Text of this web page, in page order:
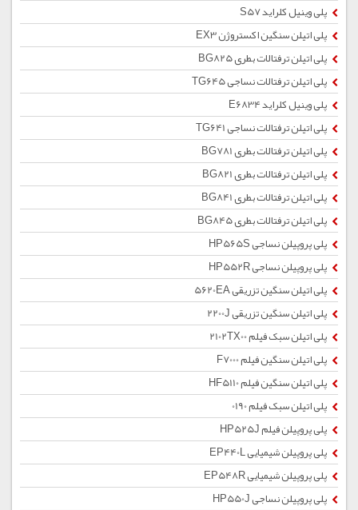
پلی وینیل کلراید S57
پلی اتیلن سنگین اکستروژن EX3
پلی اتیلن ترفتالات بطری BG825
پلی اتیلن ترفتالات نساجی TG645
پلی وینیل کلراید E6834
پلی اتیلن ترفتالات نساجی TG641
پلی اتیلن ترفتالات بطری BG781
پلی اتیلن ترفتالات بطری BG821
پلی اتیلن ترفتالات بطری BG841
پلی اتیلن ترفتالات بطری BG845
پلی پروپیلن نساجی HP565S
پلی پروپیلن نساجی HP552R
پلی اتیلن سنگین تزریقی 5620EA
پلی اتیلن سنگین تزریقی 2200J
پلی اتیلن سبک فیلم 2102TX00
پلی اتیلن سنگین فیلم F7000
پلی اتیلن سنگین فیلم HF5110
پلی اتیلن سبک فیلم 0190
پلی پروپیلن فیلم HP525J
پلی پروپیلن شیمیایی EP440L
پلی پروپیلن شیمیایی EP548R
پلی پروپیلن نساجی HP550J